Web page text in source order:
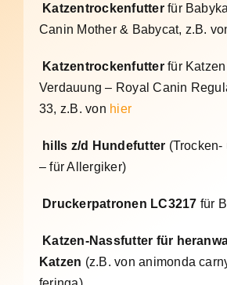
Katzentrockenfutterfür
Canin Mother & Babycat, z.B.
Katzentrockenfutterfür
Verdauung – Royal Canin
33, z.B. von hier
hills z/d Hundefutter (Trocken-
– für Allergiker)
Druckerpatronen LC3217 für
Katzen-Nassfutter für
Katzen (z.B. von animonda